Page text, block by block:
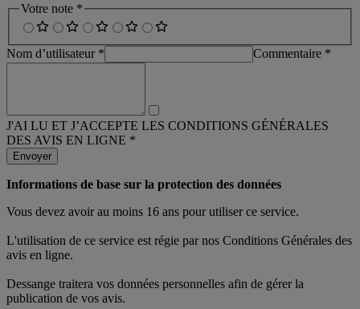
Votre note *
Nom d’utilisateur * Commentaire *
J'AI LU ET J’ACCEPTE LES CONDITIONS GÉNÉRALES
DES AVIS EN LIGNE *
Envoyer
Informations de base sur la protection des données
Vous devez avoir au moins 16 ans pour utiliser ce service.
L'utilisation de ce service est régie par nos Conditions Générales des
avis en ligne.
Dessange traitera vos données personnelles afin de gérer la
publication de vos avis.